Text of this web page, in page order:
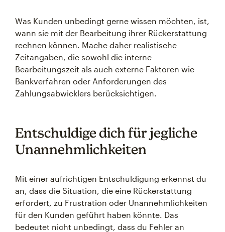
Was Kunden unbedingt gerne wissen möchten, ist,
wann sie mit der Bearbeitung ihrer Rückerstattung
rechnen können. Mache daher realistische
Zeitangaben, die sowohl die interne
Bearbeitungszeit als auch externe Faktoren wie
Bankverfahren oder Anforderungen des
Zahlungsabwicklers berücksichtigen.
Entschuldige dich für jegliche
Unannehmlichkeiten
Mit einer aufrichtigen Entschuldigung erkennst du
an, dass die Situation, die eine Rückerstattung
erfordert, zu Frustration oder Unannehmlichkeiten
für den Kunden geführt haben könnte. Das
bedeutet nicht unbedingt, dass du Fehler an